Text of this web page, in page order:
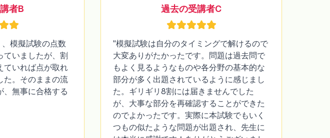
者B
模擬試験の点数
ていましたが、割
ていれば点が取れ
た。そのままの流
、無事に合格する
過去の受講者C
"模擬試験は自分のタイミングで解けるので
大変ありがたかったです。問題は過去問で
もよく見るようなものや各分野の基本的な
部分が多く出題されているように感じまし
た。ギリギリ8割には届きませんでした
が、大事な部分を再確認することができた
のでよかったです。実際に本試験でもいく
つもの似たような問題が出題され、先生に